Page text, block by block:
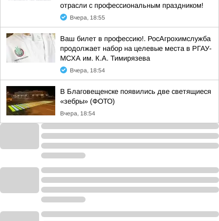
отрасли с профессиональным праздником!
Вчера, 18:55
Ваш билет в профессию!. РосАгрохимслужба
продолжает набор на целевые места в РГАУ-
МСХА им. К.А. Тимирязева
Вчера, 18:54
В Благовещенске появились две светящиеся
«зебры» (ФОТО)
Вчера, 18:54